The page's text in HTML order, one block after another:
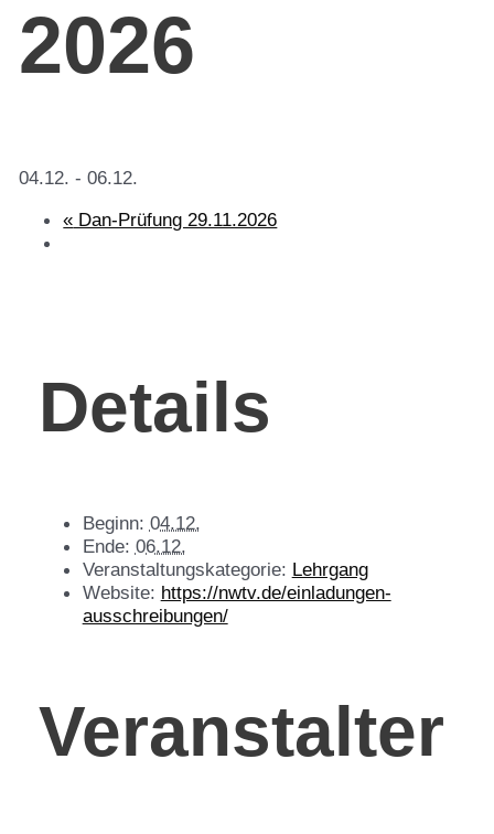
2026
04.12. -06.12.
« Dan-Prüfung 29.11.2026
Details
Beginn: 04.12.
Ende: 06.12.
Veranstaltungskategorie: Lehrgang
Website: https://nwtv.de/einladungen-
ausschreibungen/
Veranstalter